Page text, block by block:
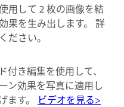
用して 2 枚の画像を結
果を生み出します。 詳
ださい。
付き編集を使用して、
ン効果を写真に適用し
ます。
ビデオを見る>